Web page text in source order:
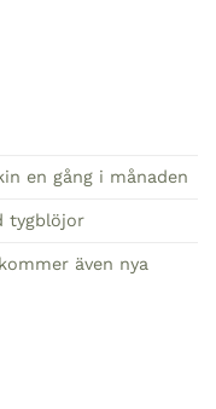
en gång i månaden
tygblöjor
även nya